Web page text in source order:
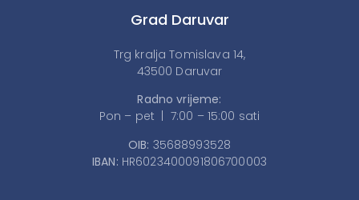
Grad Daruvar
Trg kralja Tomislava 14,
43500 Daruvar
Radno vrijeme:
Pon – pet | 7:00 – 15:00 sati
OIB: 35688993528
IBAN: HR6023400091806700003